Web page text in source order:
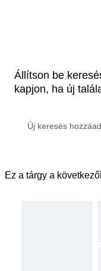
Állítson be
kapjon, ha új
Ez a tárgy a